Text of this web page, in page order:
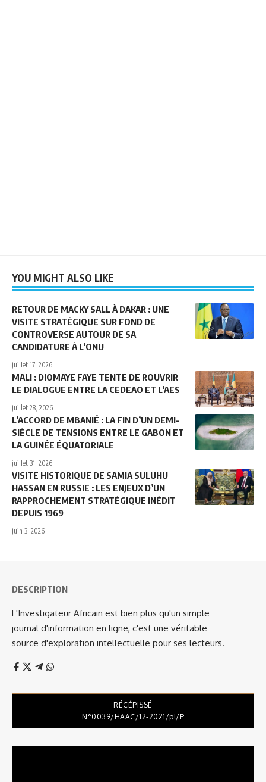
YOU MIGHT ALSO LIKE
RETOUR DE MACKY SALL À DAKAR : UNE
VISITE STRATÉGIQUE SUR FOND DE
CONTROVERSE AUTOUR DE SA
CANDIDATURE À L’ONU
juillet 17, 2026
MALI : DIOMAYE FAYE TENTE DE ROUVRIR
LE DIALOGUE ENTRE LA CEDEAO ET L’AES
juillet 28, 2026
L’ACCORD DE MBANIÉ : LA FIN D’UN DEMI-
SIÈCLE DE TENSIONS ENTRE LE GABON ET
LA GUINÉE ÉQUATORIALE
juillet 31, 2026
VISITE HISTORIQUE DE SAMIA SULUHU
HASSAN EN RUSSIE : LES ENJEUX D’UN
RAPPROCHEMENT STRATÉGIQUE INÉDIT
DEPUIS 1969
juin 3, 2026
DESCRIPTION
L'Investigateur Africain est bien plus qu'un simple
journal d'information en ligne, c'est une véritable
source d'exploration intellectuelle pour ses lecteurs.
RÉCÉPISSÉ
N°0039/HAAC/12-2021/pl/P